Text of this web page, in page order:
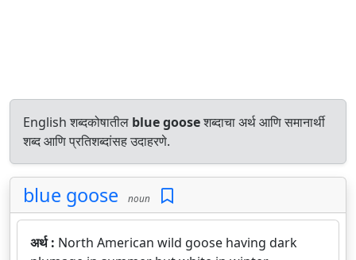
English शब्दकोषातील blue gooseशब्दाचा अर्थ आणि समानार्थी
शब्द आणि प्रतिशब्दांसह उदाहरणे.
blue goose noun
अर्थ : North American wild goose having dark